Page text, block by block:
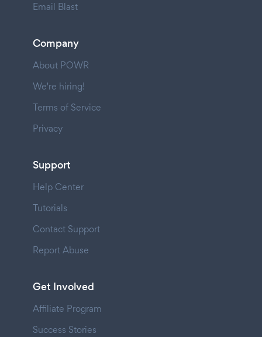
Email Blast
Company
About POWR
We're hiring!
Terms of Service
Privacy
Support
Help Center
Tutorials
Contact Support
Report Abuse
Get Involved
Affiliate Program
Success Stories